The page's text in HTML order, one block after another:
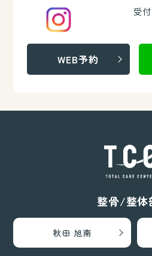
受
WEB予約
整骨/整体
秋田 旭南